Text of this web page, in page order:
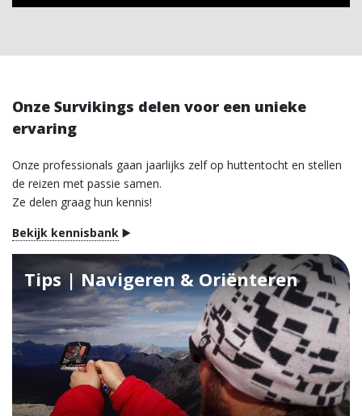
Onze Survikings delen voor een unieke
ervaring
Onze professionals gaan jaarlijks zelf op huttentocht en stellen
de reizen met passie samen.
Ze delen graag hun kennis!
Bekijk kennisbank ▶️
Tips | Navigeren & Oriënteren